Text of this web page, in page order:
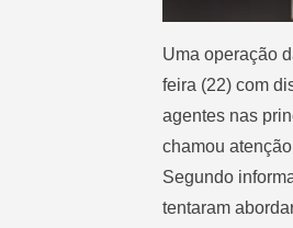
Uma operação
feira (22) com
agentes nas
chamou
Segundo
tentaram